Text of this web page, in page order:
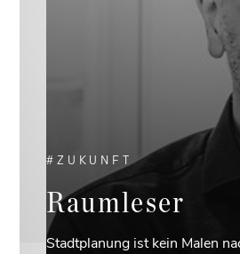
# ZUKUNFT
Raumleser
Stadtplanung ist kein Malen